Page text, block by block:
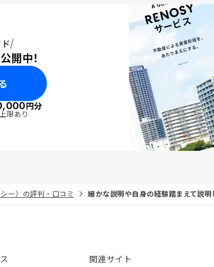
開中！
円分
限あり
ー）の評判・口コミ 細かな説明や自身の経験踏まえて説明
関連サイト